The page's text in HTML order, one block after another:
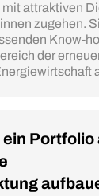
attraktiven
zugehen.
Know-
der
Portfolio